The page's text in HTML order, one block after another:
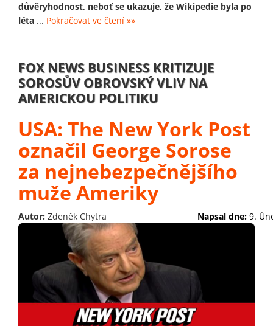
důvěryhodnost, neboť se ukazuje, že Wikipedie byla po
léta ... Pokračovat ve čtení »»
FOX NEWS BUSINESS KRITIZUJE
SOROSŮV OBROVSKÝ VLIV NA
AMERICKOU POLITIKU
USA: The New York Post
označil George Sorose
za nejnebezpečnějšího
muže Ameriky
Autor: Zdeněk Chytra Napsal dne: 9.